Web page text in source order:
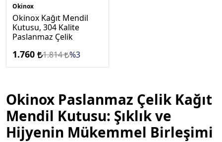
Okinox
Okinox Kağıt Mendil
Kutusu, 304 Kalite
Paslanmaz Çelik
1.760 1.814 %3
Okinox Paslanmaz Çelik Kağıt
Mendil Kutusu: Şıklık ve
Hijyenin Mükemmel Birleşimi